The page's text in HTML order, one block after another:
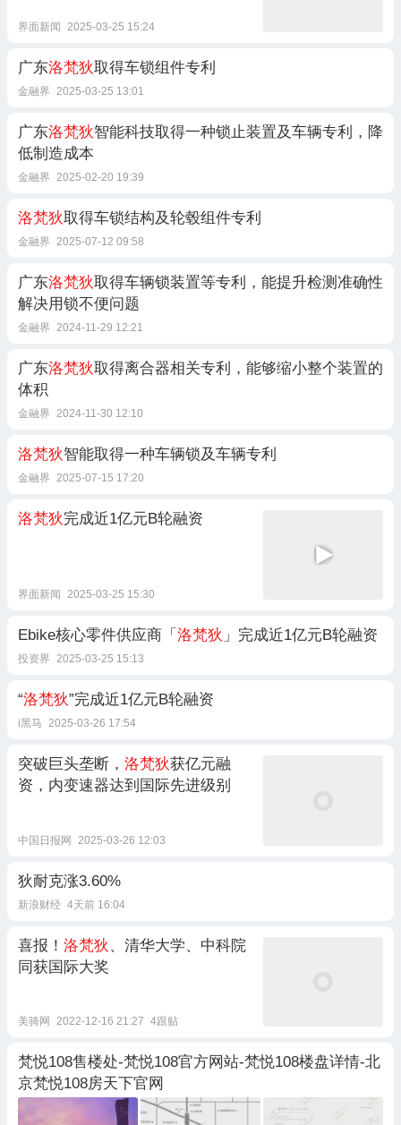
界面新闻 2025-03-25 15:24
广东洛梵狄取得车锁组件专利
金融界 2025-03-25 13:01
广东洛梵狄智能科技取得一种锁止装置及车辆专利，降
低制造成本
金融界 2025-02-20 19:39
洛梵狄取得车锁结构及轮毂组件专利
金融界 2025-07-12 09:58
广东洛梵狄取得车辆锁装置等专利，能提升检测准确性
解决用锁不便问题
金融界 2024-11-29 12:21
广东洛梵狄取得离合器相关专利，能够缩小整个装置的
体积
金融界 2024-11-30 12:10
洛梵狄智能取得一种车辆锁及车辆专利
金融界 2025-07-15 17:20
洛梵狄完成近1亿元B轮融资
界面新闻 2025-03-25 15:30
Ebike核心零件供应商「 洛梵狄 」完成近1亿元B轮融资
投资界 2025-03-25 15:13
“洛梵狄”完成近1亿元B轮融资
i黑马 2025-03-26 17:54
突破巨头垄断， 洛梵狄获亿元融
资，内变速器达到国际先进级别
中国日报网 2025-03-26 12:03
狄耐克涨3.60%
新浪财经 4天前 16:04
喜报！ 洛梵狄 、清华大学、中科院
同获国际大奖
美骑网 2022-12-16 21:27 4跟贴
梵悦108售楼处-梵悦108官方网站-梵悦108楼盘详情-北
京梵悦108房天下官网